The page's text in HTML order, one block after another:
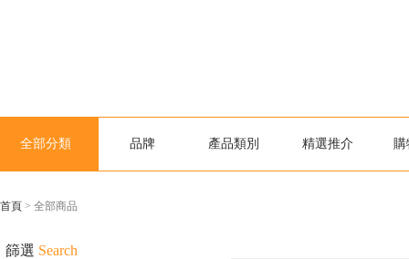
全部分類 品牌 產品類別 精選推介 購
首頁 > 全部商品
篩選 Search